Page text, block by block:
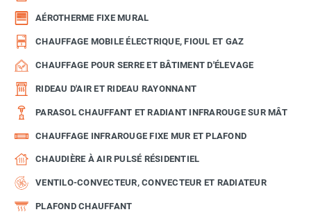
AÉROTHERME FIXE MURAL
CHAUFFAGE MOBILE ÉLECTRIQUE, FIOUL ET GAZ
CHAUFFAGE POUR SERRE ET BÂTIMENT D'ÉLEVAGE
RIDEAU D'AIR ET RIDEAU RAYONNANT
PARASOL CHAUFFANT ET RADIANT INFRAROUGE SUR MÂT
CHAUFFAGE INFRAROUGE FIXE MUR ET PLAFOND
CHAUDIÈRE À AIR PULSÉ RÉSIDENTIEL
VENTILO-CONVECTEUR, CONVECTEUR ET RADIATEUR
PLAFOND CHAUFFANT